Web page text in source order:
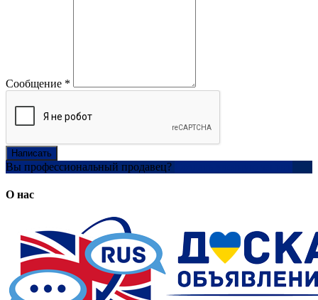
Сообщение *
Написать
Вы профессиональный продавец?
О нас